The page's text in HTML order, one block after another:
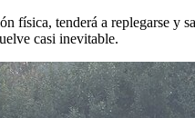
física, tenderá a replegarse y
casi inevitable.